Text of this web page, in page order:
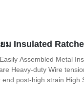
ม Insulated
Assembled Metal
Heavy-duty Wire
post-high strain High